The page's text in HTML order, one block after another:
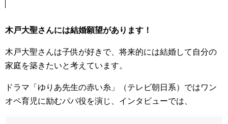
木戸大聖さんには結婚願望があります！
木戸大聖さんは子供が好きで、将来的には結婚して自分の
家庭を築きたいと考えています。
ドラマ「ゆりあ先生の赤い糸」（テレビ朝日系）ではワン
オペ育児に励むパパ役を演じ、インタビューでは、